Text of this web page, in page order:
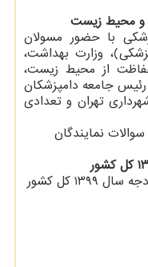
و محیط زیست
با حضور مسولان
وزارت بهداشت،
از محیط زیست،
جامعه دامپزشكان
تهران و تعدادی
نمایندگان
كل كشور